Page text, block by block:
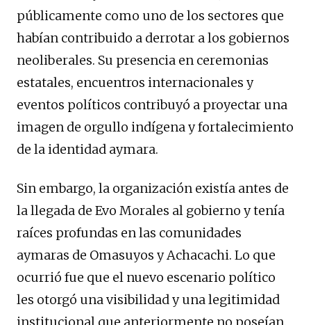
públicamente como uno de los sectores que
habían contribuido a derrotar a los gobiernos
neoliberales. Su presencia en ceremonias
estatales, encuentros internacionales y
eventos políticos contribuyó a proyectar una
imagen de orgullo indígena y fortalecimiento
de la identidad aymara.
Sin embargo, la organización existía antes de
la llegada de Evo Morales al gobierno y tenía
raíces profundas en las comunidades
aymaras de Omasuyos y Achacachi. Lo que
ocurrió fue que el nuevo escenario político
les otorgó una visibilidad y una legitimidad